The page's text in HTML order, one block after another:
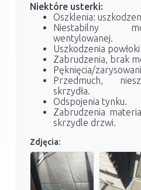
Niektóre usterki:
Oszklenia:
Niestabilny
wentylowanej.
Uszkodzenia
Zabrudzenia, brak
Pęknięcia/
Przedmuch,
skrzydła.
Odspojenia tynku.
Zabrudzenia
skrzydle drzwi.
Zdjęcia: